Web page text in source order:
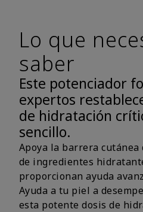
Lo que
saber
Este potenciador
expertos
de hidratación
sencillo.
Apoya la barrera
de ingredientes
proporcionan ayuda
Ayuda a tu piel a
esta potente dosis de